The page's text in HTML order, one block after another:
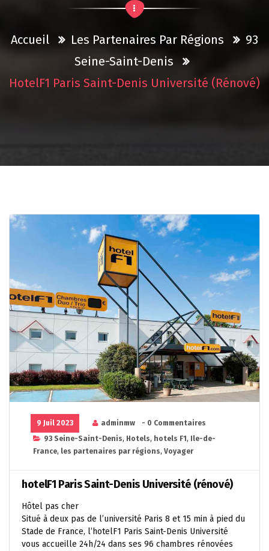
Accueil Les Partenaires Par Régions
93
Seine-Saint-Denis
HotelF1 Paris Saint-Denis Université (rénové)
9 Juil 2023 adminmw
- 0 Commentaires
93 Seine-Saint-Denis, Hotels, hotels F1 ,
Ile-de-
France, les partenaires par régions, Voyager
hotelF1 Paris Saint-Denis Université (rénové)
Hôtel pas cher
Situé à deux pas de l’université Paris 8 et 15 min à pied du
Stade de France, l’hotelF1 Paris Saint-Denis Université
vous accueille 24h/24 dans ses 96 chambres rénovées